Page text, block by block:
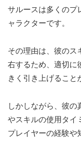
サルースは多くのプ
ャラクターです。
その理由は、彼のス
右するため、適切に
きく引き上げること
しかしながら、彼の
やスキルの使用タイ
プレイヤーの経験や